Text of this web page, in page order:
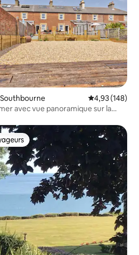
Southbourne Évaluation
4,93 (148)
avec vue panoramique sur la
les plus appréciés